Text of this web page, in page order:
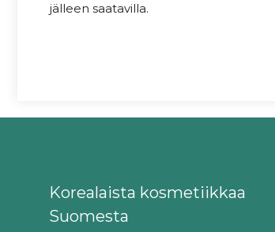
jälleen saatavilla.
Korealaista kosmetiikkaa
Suomesta